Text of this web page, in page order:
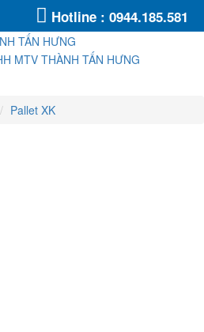
Hotline : 0944.185.581
Pallet XK